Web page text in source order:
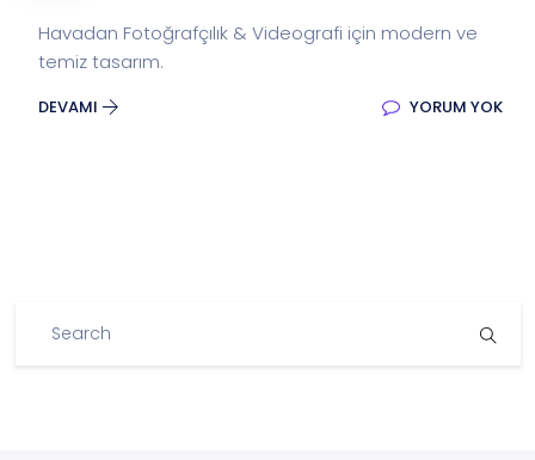
Havadan Fotoğrafçılık & Videografi için modern ve
temiz tasarım.
DEVAMI YORUM YOK